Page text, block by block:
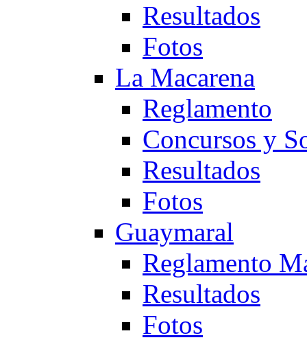
Resultados
Fotos
La Macarena
Reglamento
Concursos y
Resultados
Fotos
Guaymaral
Reglamento
Resultados
Fotos